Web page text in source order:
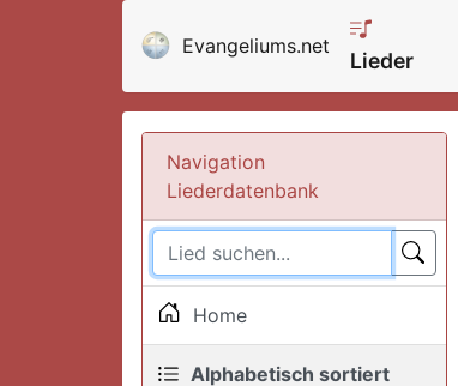
Evangeliums.net
Lieder
Navigation
Liederdatenbank
Home
Alphabetisch sortiert